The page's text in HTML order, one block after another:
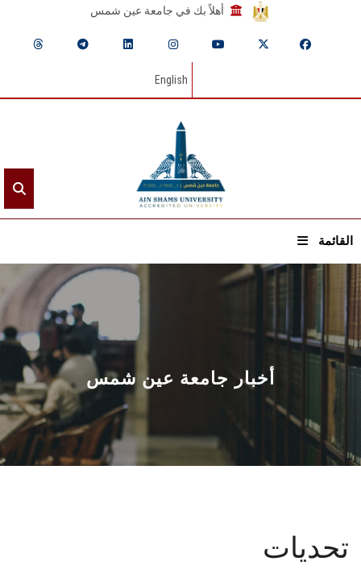
أهلاً بك في جامعة عين شمس
English
القائمة
الرئيسيـة
عن الجامعة
القطاعـات
الشئون الأكاديمية
البحث العلمي
أخبار جامعة عين شمس
تحديات